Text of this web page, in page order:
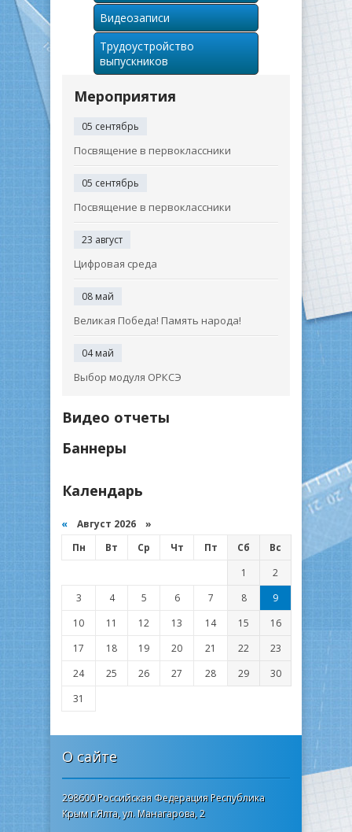
Видеозаписи
Трудоустройство
выпускников
Мероприятия
05 сентябрь
Посвящение в первоклассники
05 сентябрь
Посвящение в первоклассники
23 август
Цифровая среда
08 май
Великая Победа! Память народа!
04 май
Выбор модуля ОРКСЭ
Видео отчеты
Баннеры
Календарь
« Август 2026 »
Пн
Вт Ср Чт Пт Сб
Вс
1
2
3
4 5 6 7 8
9
10
11 12 13 14 15
16
17
18 19 20 21 22
23
24
25 26 27 28 29
30
31
О сайте
298600 Российская Федерация Республика
Крым г.Ялта, ул. Манагарова, 2